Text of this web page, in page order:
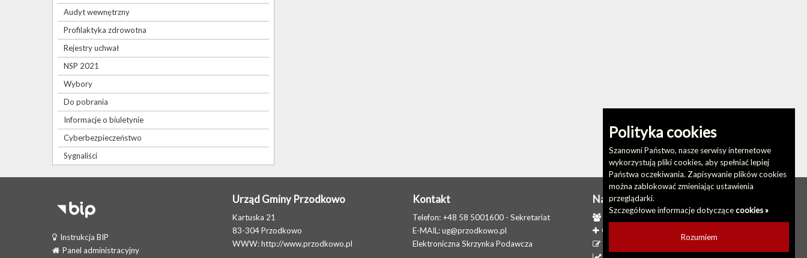
Polityka cookies
Szanowni Państwo, nasze serwisy internetowe
wykorzystują pliki cookies, aby spełniać lepiej
Państwa oczekiwania. Zapisywanie plików cookies
można zablokować zmieniając ustawienia
przeglądarki.
Szczegółowe informacje dotyczącecookies »
Rozumiem
Audyt wewnętrzny
Profilaktyka zdrowotna
Rejestry uchwał
NSP 2021
Wybory
Do pobrania
Informacje o biuletynie
Cyberbezpieczeństwo
Sygnaliści
Instrukcja BIP
Panel administracyjny
Urząd Gminy Przodkowo
Kartuska 21
83-304 Przodkowo
WWW:http://www.przodkowo.pl
Kontakt
Telefon: +48 58 5001600 - Sekretariat
E-MAIL:ug@przodkowo.pl
Elektroniczna Skrzynka Podawcza
Na skróty
Redakcja biuletynu
Ostatnio dodane